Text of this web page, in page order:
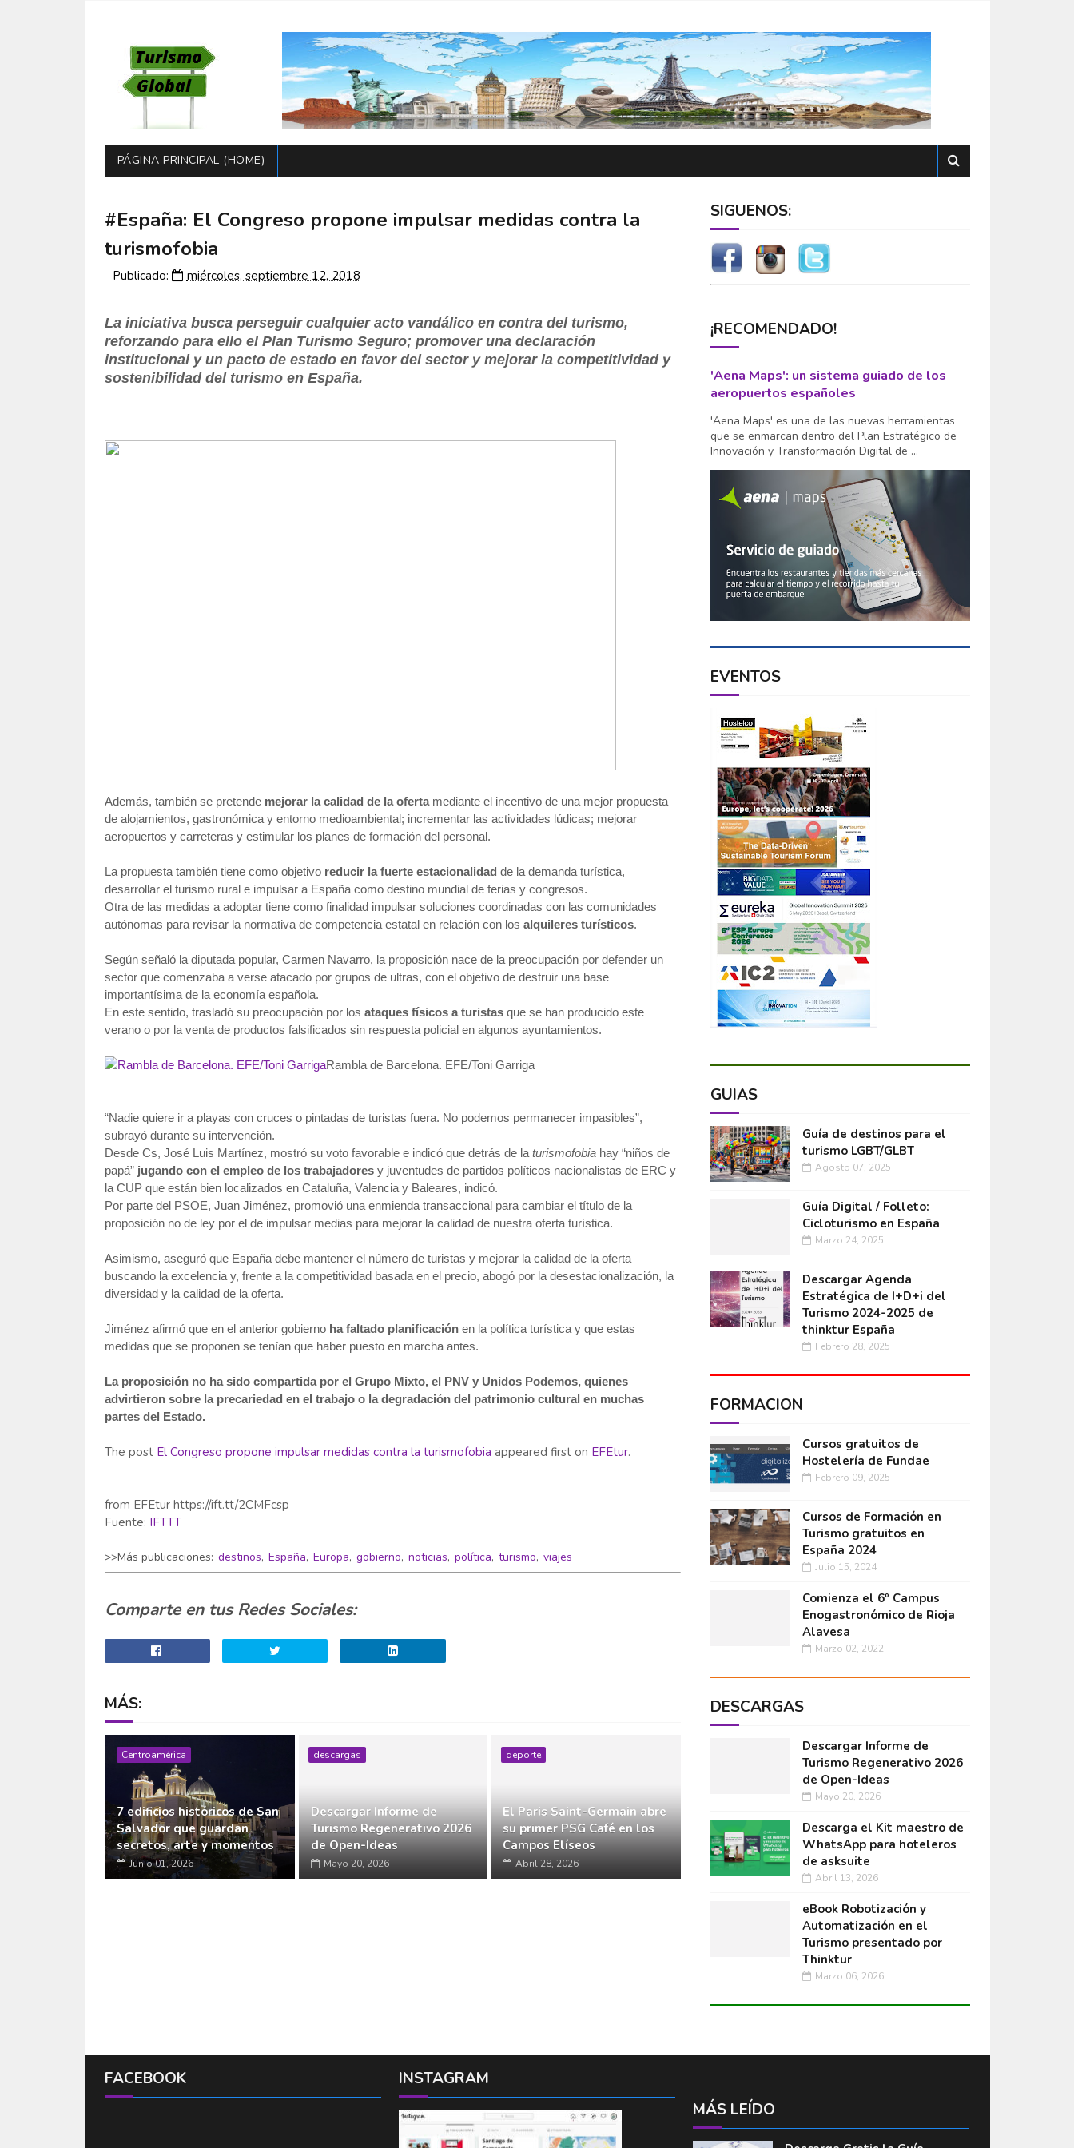
PÁGINA PRINCIPAL (HOME)
#España: El Congreso propone impulsar medidas contra la
turismofobia
Publicado: miércoles, septiembre 12, 2018
La iniciativa busca perseguir cualquier acto vandálico en contra del turismo,
reforzando para ello el Plan Turismo Seguro; promover una declaración
institucional y un pacto de estado en favor del sector y mejorar la competitividad y
sostenibilidad del turismo en España.
Además, también se pretende mejorar la calidad de la ofertamediante el incentivo de una mejor propuesta
de alojamientos, gastronómica y entorno medioambiental; incrementar las actividades lúdicas; mejorar
aeropuertos y carreteras y estimular los planes de formación del personal.
La propuesta también tiene como objetivo reducir la fuerte estacionalidad de la demanda turística,
desarrollar el turismo rural e impulsar a España como destino mundial de ferias y congresos.
Otra de las medidas a adoptar tiene como finalidad impulsar soluciones coordinadas con las comunidades
autónomas para revisar la normativa de competencia estatal en relación con los alquileres turísticos.
Según señaló la diputada popular, Carmen Navarro, la proposición nace de la preocupación por defender un
sector que comenzaba a verse atacado por grupos de ultras, con el objetivo de destruir una base
importantísima de la economía española.
En este sentido, trasladó su preocupación por los ataques físicos a turistasque se han producido este
verano o por la venta de productos falsificados sin respuesta policial en algunos ayuntamientos.
Rambla de Barcelona. EFE/Toni Garriga
“Nadie quiere ir a playas con cruces o pintadas de turistas fuera. No podemos permanecer impasibles”,
subrayó durante su intervención.
Desde Cs, José Luis Martínez, mostró su voto favorable e indicó que detrás de la turismofobiahay “niños de
papá” jugando con el empleo de los trabajadoresy juventudes de partidos políticos nacionalistas de ERC y
la CUP que están bien localizados en Cataluña, Valencia y Baleares, indicó.
Por parte del PSOE, Juan Jiménez, promovió una enmienda transaccional para cambiar el título de la
proposición no de ley por el de impulsar medias para mejorar la calidad de nuestra oferta turística.
Asimismo, aseguró que España debe mantener el número de turistas y mejorar la calidad de la oferta
buscando la excelencia y, frente a la competitividad basada en el precio, abogó por la desestacionalización, la
diversidad y la calidad de la oferta.
Jiménez afirmó que en el anterior gobiernoha faltado planificaciónen la política turística y que estas
medidas que se proponen se tenían que haber puesto en marcha antes.
La proposición no ha sido compartida por el Grupo Mixto, el PNV y Unidos Podemos, quienes
advirtieron sobre la precariedad en el trabajo o la degradación del patrimonio cultural en muchas
partes del Estado.
The post El Congreso propone impulsar medidas contra la turismofobia appeared first on EFEtur.
from EFEtur https://ift.tt/2CMFcsp
Fuente: IFTTT
>>Más publicaciones: destinos, España, Europa, gobierno, noticias, política, turismo, viajes
Comparte en tus Redes Sociales:
MÁS:
Centroamérica
7 edificios históricos de San
Salvador que guardan
secretos, arte y momentos
Junio 01, 2026
descargas
Descargar Informe de
Turismo Regenerativo 2026
de Open-Ideas
Mayo 20, 2026
deporte
El Paris Saint-Germain abre
su primer PSG Café en los
Campos Elíseos
Abril 28, 2026
SÍGUENOS:
¡RECOMENDADO!
'Aena Maps': un sistema guiado de los
aeropuertos españoles
'Aena Maps' es una de las nuevas herramientas
que se enmarcan dentro del Plan Estratégico de
Innovación y Transformación Digital de ...
EVENTOS
GUÍAS
Guía de destinos para el
turismo LGBT/GLBT
Agosto 07, 2025
Guía Digital / Folleto:
Cicloturismo en España
Marzo 24, 2025
Descargar Agenda
Estratégica de I+D+i del
Turismo 2024-2025 de
thinktur España
Febrero 28, 2025
FORMACIÓN
Cursos gratuitos de
Hostelería de Fundae
Febrero 09, 2025
Cursos de Formación en
Turismo gratuitos en
España 2024
Julio 15, 2024
Comienza el 6º Campus
Enogastronómico de Rioja
Alavesa
Marzo 02, 2022
DESCARGAS
Descargar Informe de
Turismo Regenerativo 2026
de Open-Ideas
Mayo 20, 2026
Descarga el Kit maestro de
WhatsApp para hoteleros
de asksuite
Abril 13, 2026
eBook Robotización y
Automatización en el
Turismo presentado por
Thinktur
Marzo 06, 2026
FACEBOOK
INSTAGRAM
MÁS LEÍDO